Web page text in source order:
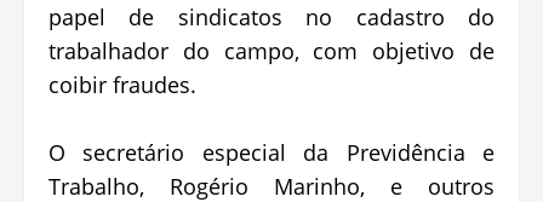
papel de sindicatos no cadastro do
trabalhador do campo, com objetivo de
coibir fraudes.
O secretário especial da Previdência e
Trabalho, Rogério Marinho, e outros